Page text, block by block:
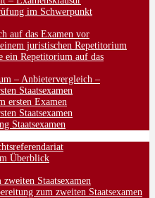
im Schwerpunkt
auf das Examen vor
juristischen Repetitorium
ein Repetitorium auf das
– Anbietervergleich –
Staatsexamen
ersten Examen
Staatsexamen
Staatsexamen
Überblick
Staatsexamen
zum zweiten Staatsexamen